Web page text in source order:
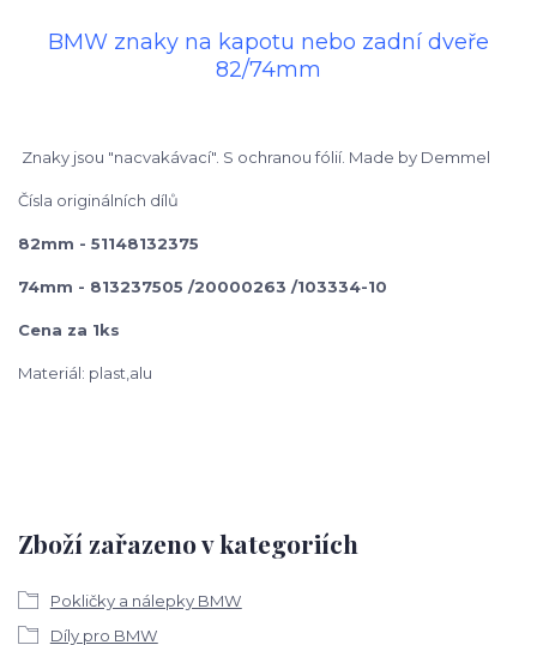
BMW znaky na kapotu nebo zadní dveře
82/74mm
Znaky jsou "nacvakávací". S ochranou fólií. Made by Demmel
Čísla originálních dílů
82mm - 51148132375
74mm - 813237505 /20000263 /103334-10
Cena za 1ks
Materiál: plast,alu
Zboží zařazeno v kategoriích
Pokličky a nálepky BMW
Díly pro BMW